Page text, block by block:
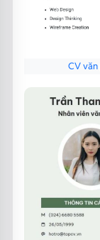
CV